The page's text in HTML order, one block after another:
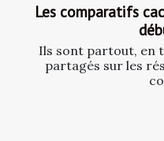
Les comparatifs
Ils sont partout, en
partagés sur les